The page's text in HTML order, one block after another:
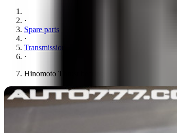
·
Spare parts
·
Transmission
·
Hinomoto Thrust bearing 26x43.5x11